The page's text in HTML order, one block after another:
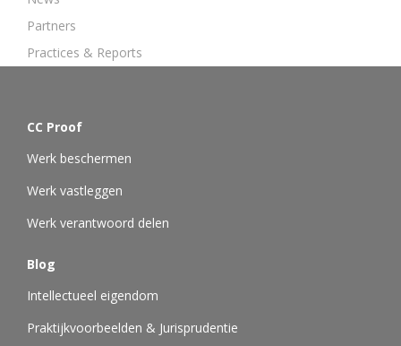
Partners
Practices & Reports
CC Proof
Werk beschermen
Werk vastleggen
Werk verantwoord delen
Blog
Intellectueel eigendom
Praktijkvoorbeelden & Jurisprudentie